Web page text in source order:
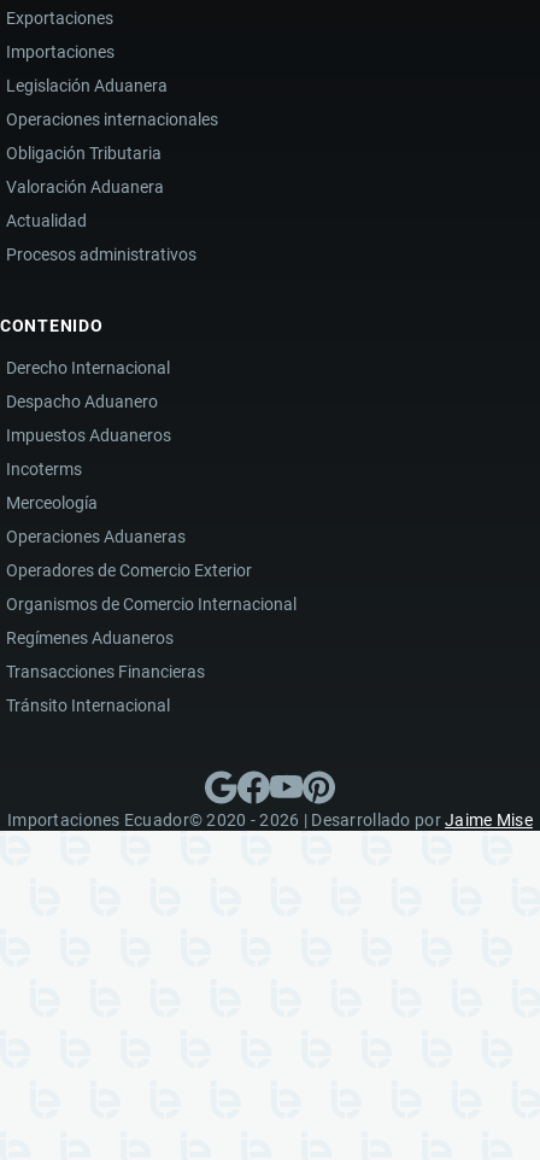
Exportaciones
Importaciones
Legislación Aduanera
Operaciones internacionales
Obligación Tributaria
Valoración Aduanera
Actualidad
Procesos administrativos
CONTENIDO
Derecho Internacional
Despacho Aduanero
Impuestos Aduaneros
Incoterms
Merceología
Operaciones Aduaneras
Operadores de Comercio Exterior
Organismos de Comercio Internacional
Regímenes Aduaneros
Transacciones Financieras
Tránsito Internacional
Importaciones Ecuador© 2020 - 2026 | Desarrollado porJaime Mise